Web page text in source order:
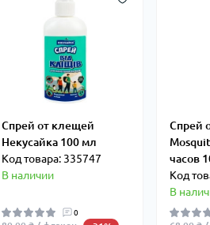
Спрей от клещей
Некусайка 100 мл
Код товара: 335747
В наличии
0
Спрей
часов
Код
В